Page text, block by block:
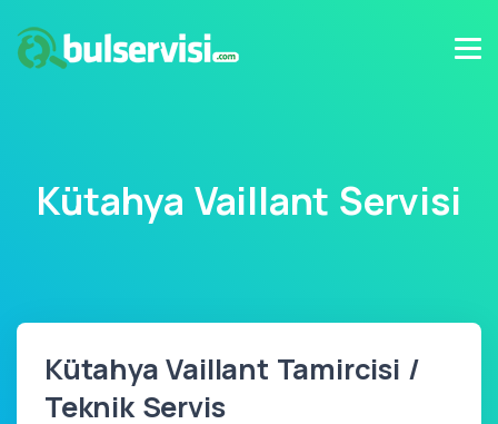
Kütahya Vaillant Servisi
Kütahya Vaillant Tamircisi /
Teknik Servis